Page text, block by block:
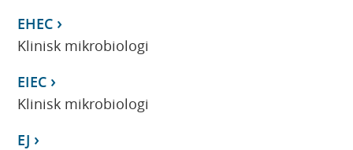
EHEC
Klinisk mikrobiologi
EIEC
Klinisk mikrobiologi
EJ